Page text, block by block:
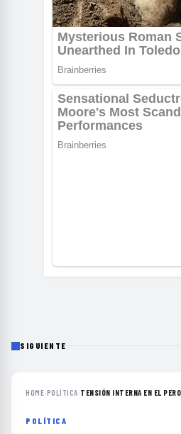
SIGUIENTE
HOME›POLÍTICA›TENSIÓN INTERNA EN EL
POLÍTICA